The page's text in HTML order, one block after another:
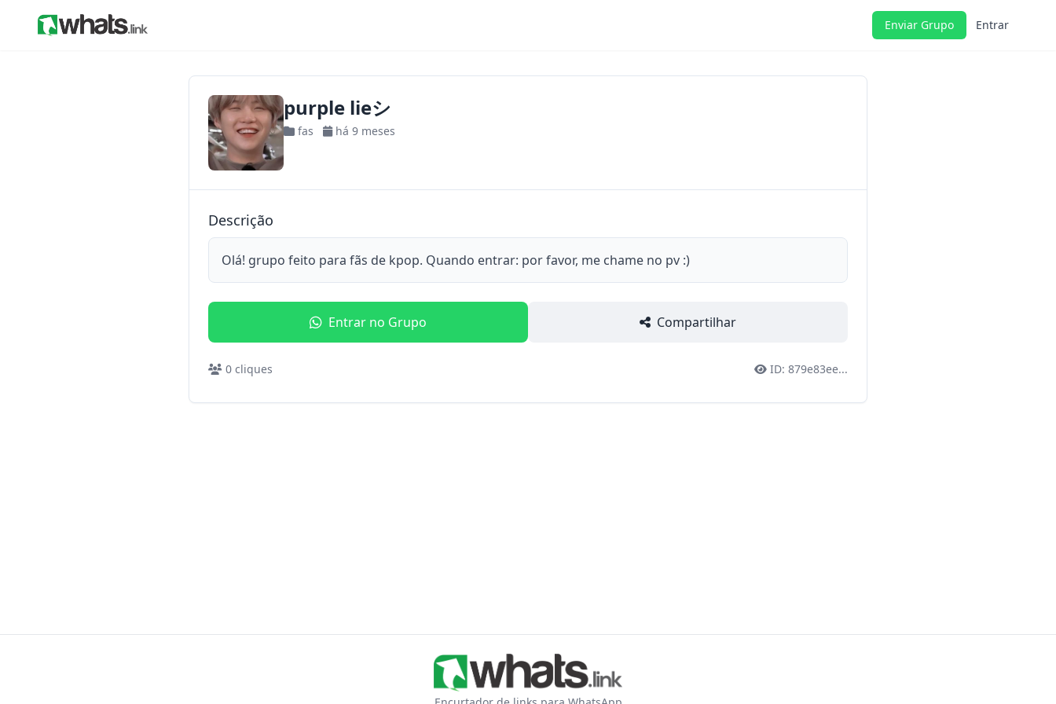
Enviar Grupo Entrar
purple lieシ︎
fas há 9 meses
Descrição
Olá! grupo feito para fãs de kpop. Quando entrar: por favor, me chame no pv :)
Entrar no Grupo Compartilhar
0 cliques ID: 879e83ee...